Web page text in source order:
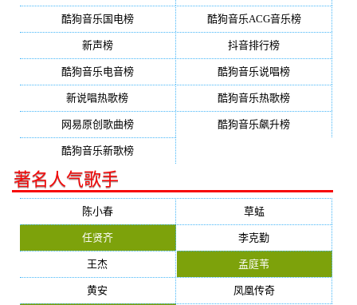
酷狗音乐国电榜 酷狗音乐ACG音乐榜
新声榜 抖音排行榜
酷狗音乐电音榜 酷狗音乐说唱榜
新说唱热歌榜 酷狗音乐热歌榜
网易原创歌曲榜 酷狗音乐飙升榜
酷狗音乐新歌榜
著名人气歌手
陈小春 草蜢
任贤齐 李克勤
王杰 孟庭苇
黄安 凤凰传奇